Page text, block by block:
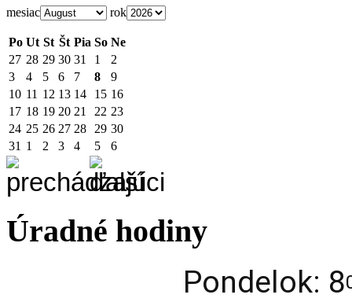
mesiac rok
Po Ut St Št Pia So Ne
27 28 29 30 31 1
2
3
4 5 6 7 8
9
10 11 12 13 14 15 16
17 18 19 20 21 22 23
24 25 26 27 28 29 30
31 1 2 3 4 5 6
Úradné hodiny
Pondelok: 8